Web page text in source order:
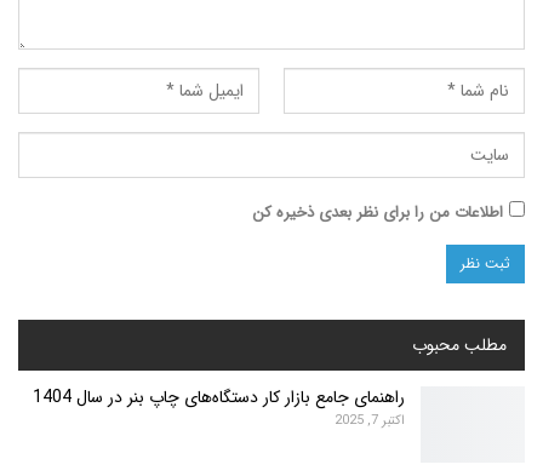
اطلاعات من را برای نظر بعدی ذخیره کن
مطلب محبوب
راهنمای جامع بازار کار دستگاه‌های چاپ بنر در سال 1404
اکتبر 7, 2025